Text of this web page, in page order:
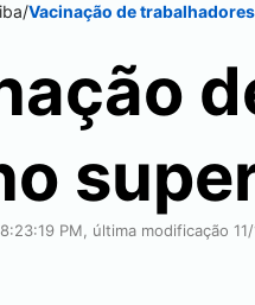
/Vacinação de
PM, última modificação